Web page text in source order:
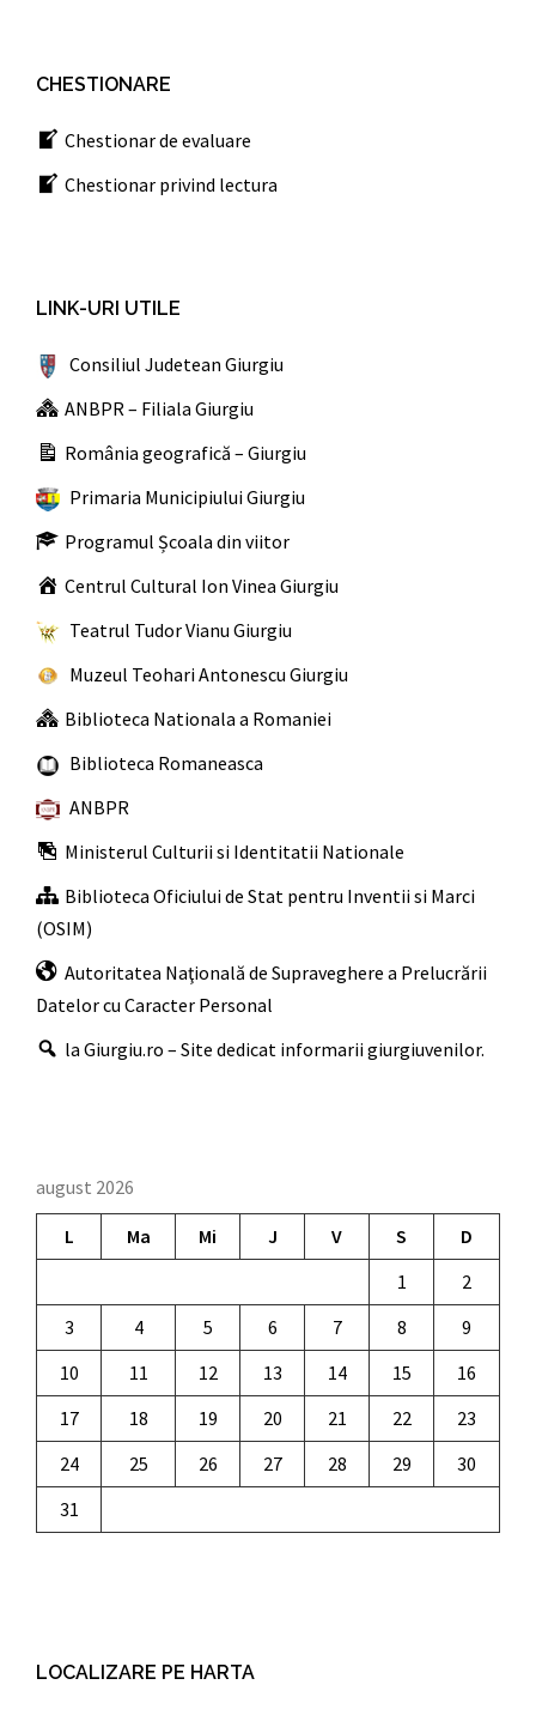
CHESTIONARE
Chestionar de evaluare
Chestionar privind lectura
LINK-URI UTILE
Consiliul Judetean Giurgiu
ANBPR – Filiala Giurgiu
România geografică – Giurgiu
Primaria Municipiului Giurgiu
Programul Școala din viitor
Centrul Cultural Ion Vinea Giurgiu
Teatrul Tudor Vianu Giurgiu
Muzeul Teohari Antonescu Giurgiu
Biblioteca Nationala a Romaniei
Biblioteca Romaneasca
ANBPR
Ministerul Culturii si Identitatii Nationale
Biblioteca Oficiului de Stat pentru Inventii si Marci
(OSIM)
Autoritatea Naţională de Supraveghere a Prelucrării
Datelor cu Caracter Personal
la Giurgiu.ro – Site dedicat informarii giurgiuvenilor.
august 2026
L Ma Mi J V S
D
1
2
3
4 5 6 7 8
9
10
11 12 13 14 15
16
17
18 19 20 21 22
23
24
25 26 27 28 29
30
31
LOCALIZARE PE HARTA